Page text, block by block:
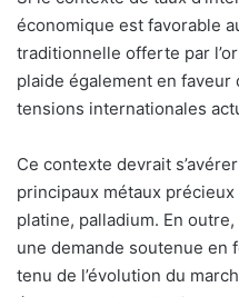
économique est favorable
traditionnelle offerte par
plaide également en faveur
tensions internationales
Ce contexte devrait
principaux métaux
platine, palladium. En
une demande soutenue en
tenu de l’évolution du